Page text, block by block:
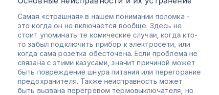
Самая «страшная» в нашем понимании поломка -
это когда он не включается вообще. Здесь не
стоит упоминать те комические случаи, когда кто-
то забыл подключить прибор к электросети, или
когда сама розетка обесточена. Если проблема не
связана с этими казусами, значит причиной может
быть повреждение шнура питания или перегорание
предохранителя. Также неисправность может
быть вызвана перегревом термовыключателя, но